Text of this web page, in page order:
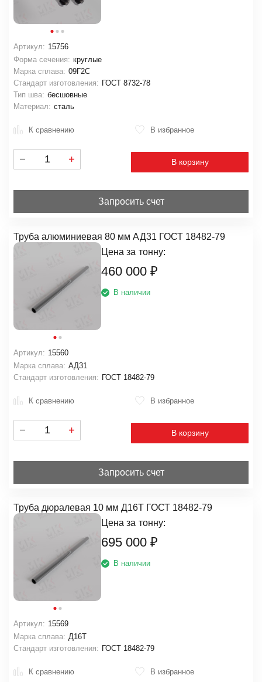
Артикул: 15756
Форма сечения: круглые
Марка сплава: 09Г2С
Стандарт изготовления: ГОСТ 8732-78
Тип шва: бесшовные
Материал: сталь
К сравнению В избранное
В корзину
Запросить счет
Труба алюминиевая 80 мм АД31 ГОСТ 18482-79
Цена за тонну:
460 000 ₽
В наличии
Артикул: 15560
Марка сплава: АД31
Стандарт изготовления: ГОСТ 18482-79
К сравнению В избранное
В корзину
Запросить счет
Труба дюралевая 10 мм Д16Т ГОСТ 18482-79
Цена за тонну:
695 000 ₽
В наличии
Артикул: 15569
Марка сплава: Д16Т
Стандарт изготовления: ГОСТ 18482-79
К сравнению В избранное